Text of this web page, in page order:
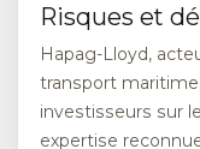
Risques et
Hapag-Lloyd,
transport
investisseurs sur
expertise